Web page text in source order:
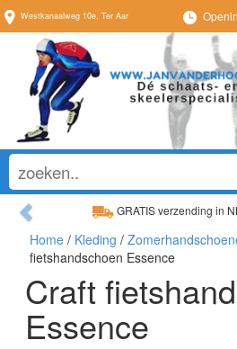
Westkanaalweg 10e, Ter Aar
GRATIS verzending in
Ruim assortiment, altijd
Previous
Home / Kleding /
fietshandschoen Essence
Craft
Essence